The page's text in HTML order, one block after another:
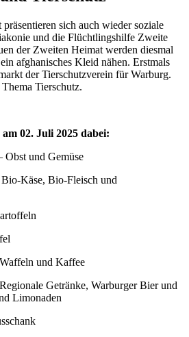
sich auch wieder soziale
und die Flüchtlingshilfe Zweite
der Zweiten Heimat werden diesmal
afghanisches Kleid nähen. Erstmals
der Tierschutzverein für Warburg.
Tierschutz.
02. Juli 2025 dabei:
Obst und Gemüse
Käse, Bio-Fleisch und
und Kaffee
Getränke, Warburger Bier und
Limonaden